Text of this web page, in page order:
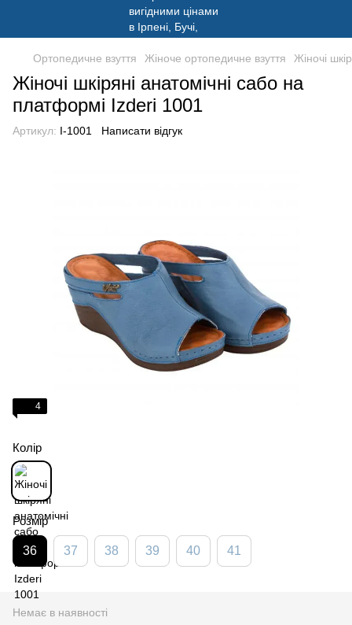
Ортопедичне взуття Жіноче ортопедичне взуття Жіночі
Жіночі шкіряні анатомічні сабо на
платформі Izderi 1001
Артикул: I-1001 Написати відгук
4
Колір
Розмір
36 37 38 39 40 41
Немає в наявності